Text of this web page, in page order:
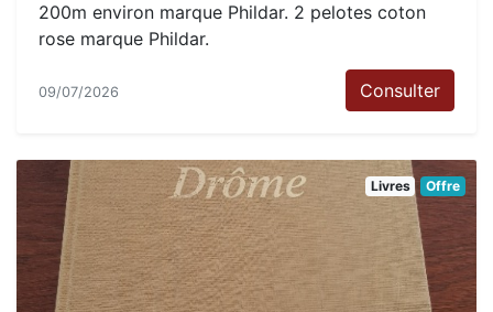
200m environ marque Phildar. 2 pelotes coton
rose marque Phildar.
09/07/2026 Consulter
Livres Offre